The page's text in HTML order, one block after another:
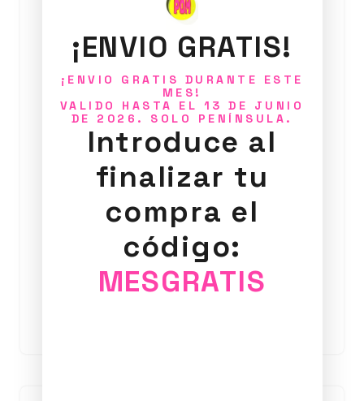
Anillo Estelar 2
25,00€
¡ENVIO GRATIS!
¡ENVIO GRATIS DURANTE ESTE
MES!
VALIDO HASTA EL 13 DE JUNIO
DE 2026. SOLO PENÍNSULA.
Introduce al
finalizar tu
compra el
código:
MESGRATIS